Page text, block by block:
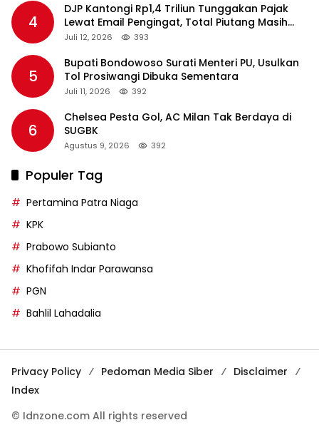
4
DJP Kantongi Rp1,4 Triliun Tunggakan Pajak
Lewat Email Pengingat, Total Piutang Masih
Rp36 Triliun
Juli 12, 2026 393
5
Bupati Bondowoso Surati Menteri PU, Usulkan
Tol Prosiwangi Dibuka Sementara
Juli 11, 2026 392
6
Chelsea Pesta Gol, AC Milan Tak Berdaya di
SUGBK
Agustus 9, 2026 392
Populer Tag
Pertamina Patra Niaga
KPK
Prabowo Subianto
Khofifah Indar Parawansa
PGN
Bahlil Lahadalia
Privacy Policy Pedoman Media Siber
Disclaimer
Index
© Idnzone.com All rights reserved